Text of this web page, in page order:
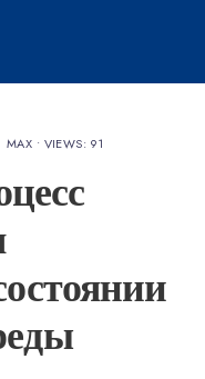
MAX • VIEWS: 91